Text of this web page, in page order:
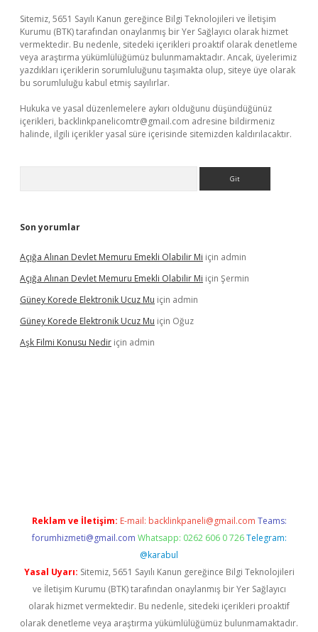
Sitemiz, 5651 Sayılı Kanun gereğince Bilgi Teknolojileri ve İletişim
Kurumu (BTK) tarafından onaylanmış bir Yer Sağlayıcı olarak hizmet
vermektedir. Bu nedenle, sitedeki içerikleri proaktif olarak denetleme
veya araştırma yükümlülüğümüz bulunmamaktadır. Ancak, üyelerimiz
yazdıkları içeriklerin sorumluluğunu taşımakta olup, siteye üye olarak
bu sorumluluğu kabul etmiş sayılırlar.
Hukuka ve yasal düzenlemelere aykırı olduğunu düşündüğünüz
içerikleri, backlinkpanelicomtr@gmail.com adresine bildirmeniz
halinde, ilgili içerikler yasal süre içerisinde sitemizden kaldırılacaktır.
Son yorumlar
Açığa Alınan Devlet Memuru Emekli Olabilir Mi için admin
Açığa Alınan Devlet Memuru Emekli Olabilir Mi için Şermin
Güney Korede Elektronik Ucuz Mu için admin
Güney Korede Elektronik Ucuz Mu için Oğuz
Aşk Filmi Konusu Nedir için admin
Reklam ve İletişim: E-mail: backlinkpaneli@gmail.com Teams:
forumhizmeti@gmail.com Whatsapp: 0262 606 0 726 Telegram:
@karabul
Yasal Uyarı: Sitemiz, 5651 Sayılı Kanun gereğince Bilgi Teknolojileri
ve İletişim Kurumu (BTK) tarafından onaylanmış bir Yer Sağlayıcı
olarak hizmet vermektedir. Bu nedenle, sitedeki içerikleri proaktif
olarak denetleme veya araştırma yükümlülüğümüz bulunmamaktadır.